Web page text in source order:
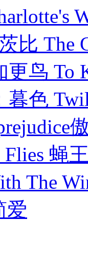
比 The
更鸟 To
暮色
蝇
The
爱